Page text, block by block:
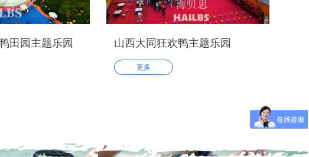
田园主题乐园 山西大同狂欢鸭主题乐园
更多